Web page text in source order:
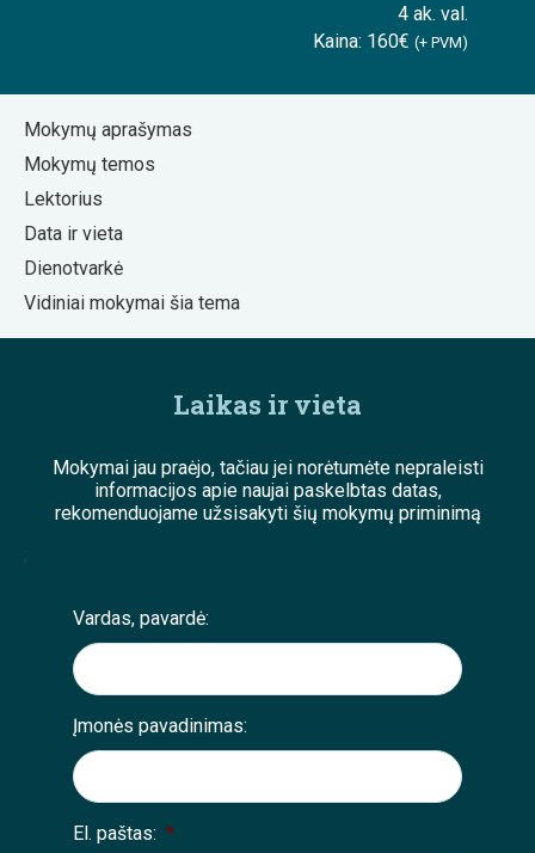
4 ak. val.
Kaina: 160€ (+ PVM)
Mokymų aprašymas
Mokymų temos
Lektorius
Data ir vieta
Dienotvarkė
Vidiniai mokymai šia tema
Laikas ir vieta
Mokymai jau praėjo, tačiau jei norėtumėte nepraleisti
informacijos apie naujai paskelbtas datas,
rekomenduojame užsisakyti šių mokymų priminimą
;
Vardas, pavardė:
Įmonės pavadinimas:
El. paštas: *